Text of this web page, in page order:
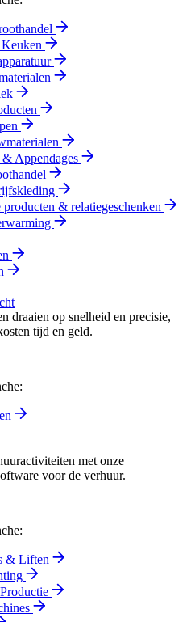
Appendages
& relatiegeschenken
draaien op snelheid en precisie,
tijd en geld.
met onze
voor de verhuur.
& Liften